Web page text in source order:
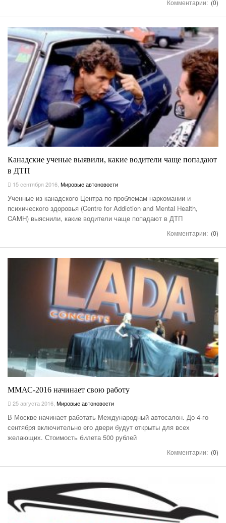
Комментарии: (0)
Канадские ученые выявили, какие водители чаще попадают
в ДТП
15 сентября 2016 Мировые автоновости
Ученные из канадского Центра по проблемам наркомании и
психического здоровья (Centre for Addiction and Mental Health,
CAMH) выяснили, какие водители чаще попадают в ДТП
Комментарии: (0)
ММАС-2016 начинает свою работу
25 августа 2016, Мировые автоновости
В Москве начинает работать Международный автосалон. До 4-го
сентября включительно его двери будут открыты для всех
желающих. Стоимость билета 500 рублей
Комментарии: (0)